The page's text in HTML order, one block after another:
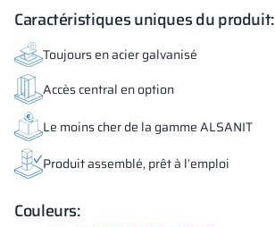
Caractéristiques uniques du produit:
Toujours en acier galvanisé
Accès central en option
Le moins cher de la gamme ALSANIT
Produit assemblé, prêt à l’emploi
Couleurs: